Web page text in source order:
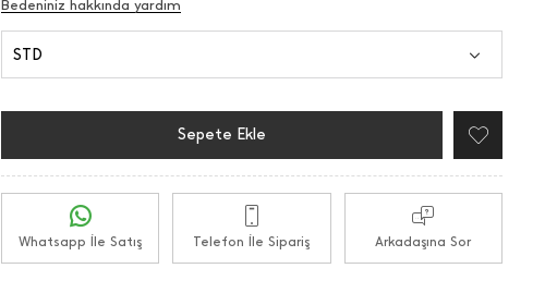
Bedeniniz hakkında yardım
STD
Sepete Ekle
Whatsapp İle Satış Telefon İle Sipariş Arkadaşına Sor